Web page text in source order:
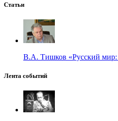
Статьи
В.А. Тишков «Русский мир:
Лента событий